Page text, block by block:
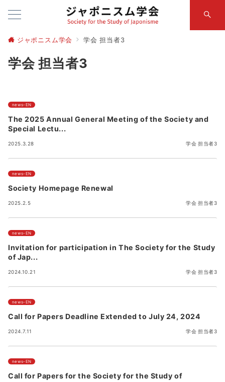
ジャポニスム学会 学会 担当者3
学会 担当者3
news-EN
The 2025 Annual General Meeting of the Society and
Special Lectu...
2025.3.28 学会 担当者3
news-EN
Society Homepage Renewal
2025.2.5 学会 担当者3
news-EN
Invitation for participation in The Society for the Study
of Jap...
2024.10.21 学会 担当者3
news-EN
Call for Papers Deadline Extended to July 24, 2024
2024.7.11 学会 担当者3
news-EN
Call for Papers for the Society for the Study of